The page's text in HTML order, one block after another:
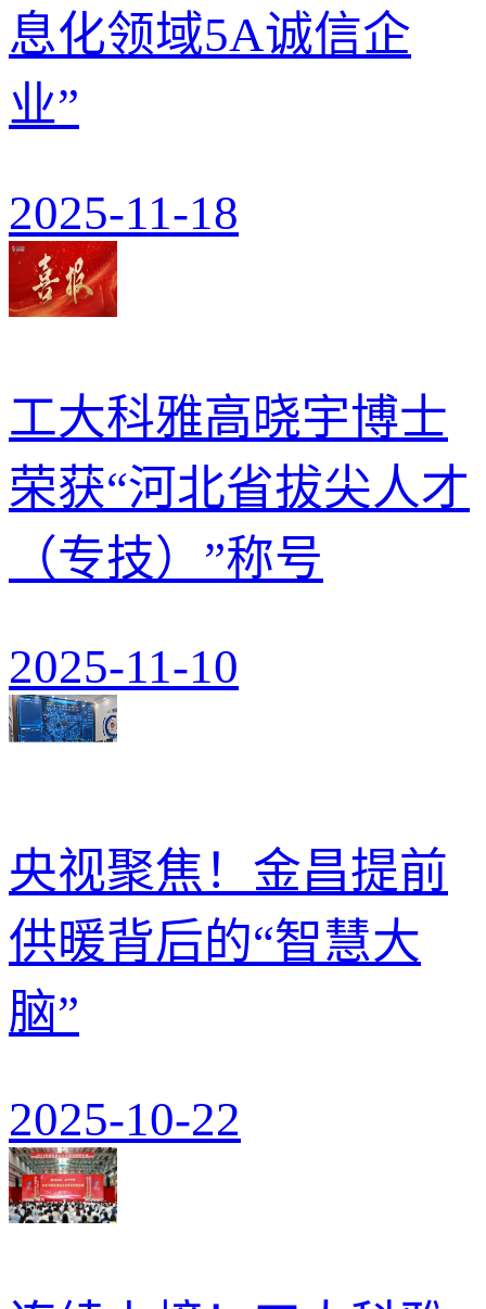
息化领域5A诚信企
业”
2025-11-18
工大科雅高晓宇博士
荣获“河北省拔尖人才
（专技）”称号
2025-11-10
央视聚焦！金昌提前
供暖背后的“智慧大
脑”
2025-10-22